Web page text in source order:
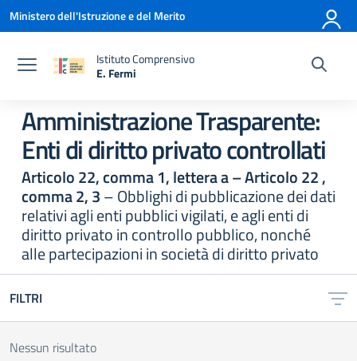
Vai ai contenuti
Vai al menu di navigazione
Vai al footer
Ministero dell'Istruzione e del Merito
Istituto Comprensivo
E. Fermi
Amministrazione Trasparente:
Enti di diritto privato controllati
Articolo 22, comma 1, lettera a – Articolo 22 ,
comma 2, 3– Obblighi di pubblicazione dei dati
relativi agli enti pubblici vigilati, e agli enti di
diritto privato in controllo pubblico, nonché
alle partecipazioni in società di diritto privato
FILTRI
Nessun risultato